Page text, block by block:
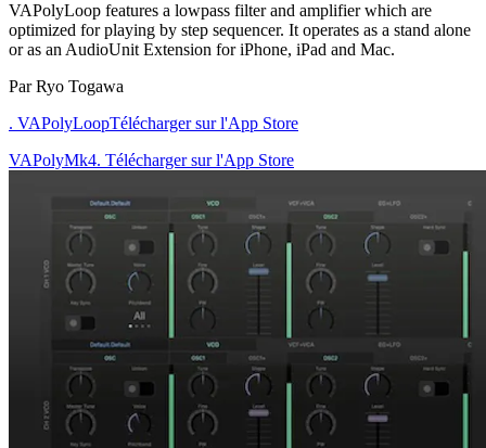
VAPolyLoop features a lowpass filter and amplifier which are
optimized for playing by step sequencer. It operates as a stand alone
or as an AudioUnit Extension for iPhone, iPad and Mac.
Par Ryo Togawa
. VAPolyLoopTélécharger sur l'App Store
VAPolyMk4. Télécharger sur l'App Store